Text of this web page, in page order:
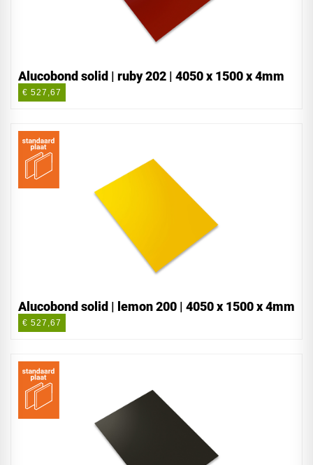
Alucobond solid | ruby 202 | 4050 x 1500 x 4mm
€ 527,67
Alucobond solid | lemon 200 | 4050 x 1500 x 4mm
€ 527,67